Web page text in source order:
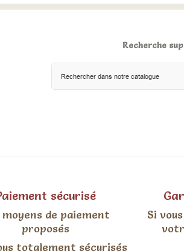
Recherche
sécurisé
moyens de paiement
proposés
totalement sécurisés
Si